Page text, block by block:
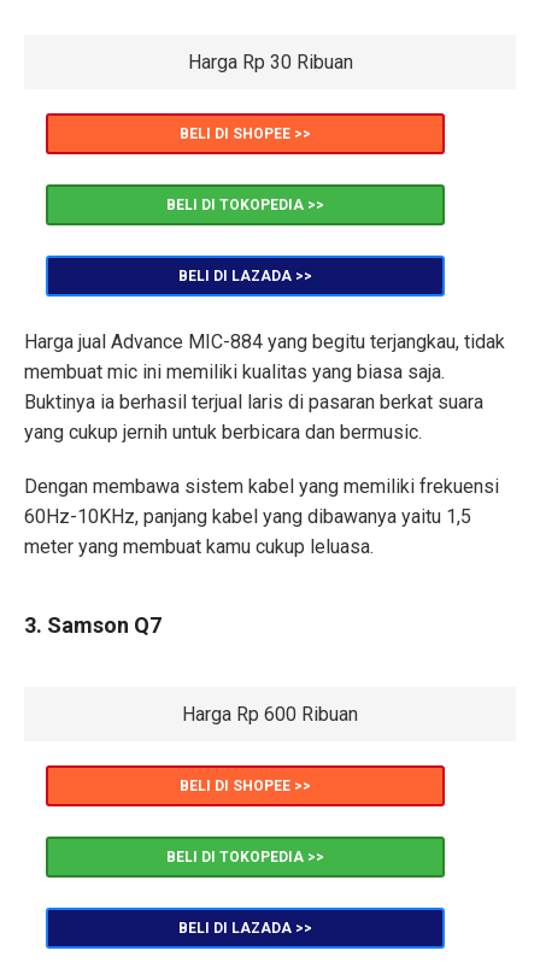
Harga Rp 30 Ribuan
BELI DI SHOPEE >>
BELI DI TOKOPEDIA >>
BELI DI LAZADA >>
Harga jual Advance MIC-884 yang begitu terjangkau, tidak
membuat mic ini memiliki kualitas yang biasa saja.
Buktinya ia berhasil terjual laris di pasaran berkat suara
yang cukup jernih untuk berbicara dan bermusic.
Dengan membawa sistem kabel yang memiliki frekuensi
60Hz-10KHz, panjang kabel yang dibawanya yaitu 1,5
meter yang membuat kamu cukup leluasa.
3. Samson Q7
Harga Rp 600 Ribuan
BELI DI SHOPEE >>
BELI DI TOKOPEDIA >>
BELI DI LAZADA >>